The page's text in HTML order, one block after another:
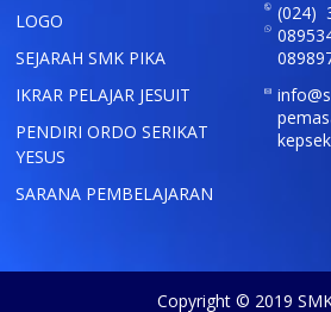
LOGO
SEJARAH SMK PIKA
IKRAR PELAJAR JESUIT
PENDIRI ORDO SERIKAT
YESUS
SARANA PEMBELAJARAN
(024)
Copyright © 2019